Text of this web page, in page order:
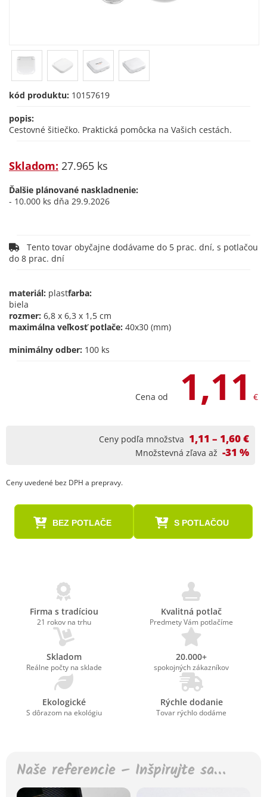
kód produktu: 10157619
popis:
Cestovné šitiečko. Praktická pomôcka na Vašich cestách.
Skladom: 27.965 ks
Ďalšie plánované naskladnenie:
- 10.000 ks dňa 29.9.2026
Tento tovar obyčajne dodávame do 5 prac. dní, s potlačou
do 8 prac. dní
materiál: plastfarba:
biela
rozmer: 6,8 x 6,3 x 1,5 cm
maximálna veľkosť potlače: 40x30 (mm)
minimálny odber: 100 ks
Cena od 1,11 €
Ceny podľa množstva 1,11 – 1,60 €
Množstevná zľava až -31 %
Ceny uvedené bez DPH a prepravy.
BEZ POTLAČE S POTLAČOU
Firma s tradíciou
21 rokov na trhu
Kvalitná potlač
Predmety Vám potlačíme
Skladom
Reálne počty na sklade
20.000+
spokojných zákazníkov
Ekologické
S dôrazom na ekológiu
Rýchle dodanie
Tovar rýchlo dodáme
Naše referencie – Inšpirujte sa…